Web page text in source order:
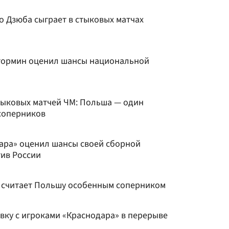
Дзюба сыграет в стыковых матчах
оценил шансы национальной
матчей ЧМ: Польша — один
оценил шансы своей сборной
России
Польшу особенным соперником
с игроками «Краснодара» в перерыве